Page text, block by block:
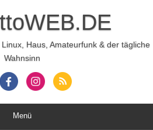
Haus, Amateurfunk & der tägliche
Wahnsinn
Menü